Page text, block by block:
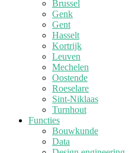
Brussel
Genk
Gent
Hasselt
Kortrijk
Leuven
Mechelen
Oostende
Roeselare
Sint-Niklaas
Turnhout
Functies
Bouwkunde
Data